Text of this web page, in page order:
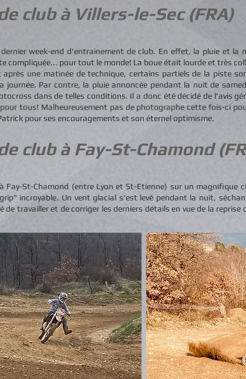
club à Villers-le-Sec (FRA)
week-end d'entrainement de club. En effet, la pluie et
compliquée... pour tout le monde! La boue était lourde et très
une matinée de technique, certains partiels de la piste
journée. Par contre, la pluie annoncée pendant la nuit de
dans de telles conditions. Il a donc été décidé de l'avis
tous! Malheureusement pas de photographe cette fois-ci
pour ses encouragements et son éternel optimisme.
club à Fay-St-Chamond
Fay-St-Chamond (entre Lyon et St-Etienne) sur un magnifique
incroyable. Un vent glacial s'est levé pendant la nuit,
de travailler et de corriger les derniers détails en vue de la